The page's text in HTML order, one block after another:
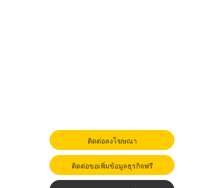
ติดต่อลงโฆษณา
ติดต่อขอเพิ่มข้อมูลธุรกิจฟรี